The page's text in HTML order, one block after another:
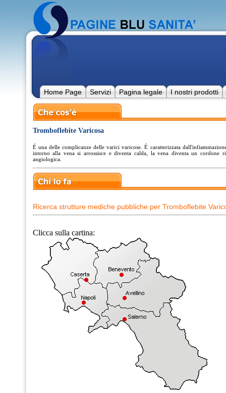
Home Page Servizi Pagina legale I nostri prodotti
Tromboflebite Varicosa
É una delle complicanze delle varici varicose. É caratterizzata
intorno alla vena si arrossisce e diventa calda, la vena diventa un cordone
angiologica.
Ricerca strutture mediche pubbliche per Tromboflebite
Clicca sulla cartina: